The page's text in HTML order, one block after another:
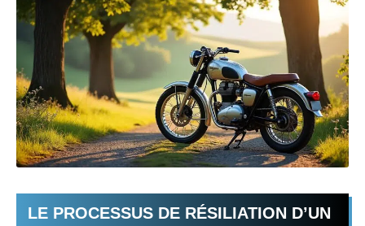
LE PROCESSUS DE RÉSILIATION D’UN